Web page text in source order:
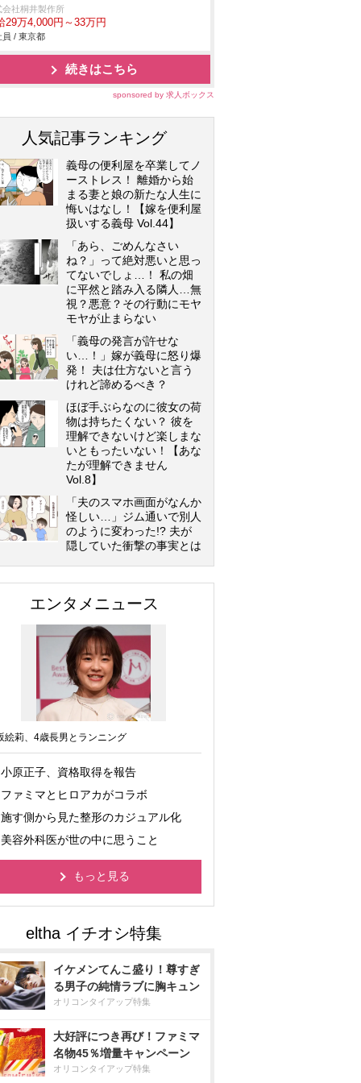
会社桐井製作所
29万4,000円～33万円
員 / 東京都
続きはこちら
sponsored by 求人ボックス
人気記事ランキング
義母の便利屋を卒業してノ
ーストレス！ 離婚から始
まる妻と娘の新たな人生に
悔いはなし！【嫁を便利屋
扱いする義母 Vol.44】
「あら、ごめんなさい
ね？」って絶対悪いと思っ
てないでしょ…！ 私の畑
に平然と踏み入る隣人…無
視？悪意？その行動にモヤ
モヤが止まらない
「義母の発言が許せな
い…！」嫁が義母に怒り爆
発！ 夫は仕方ないと言う
けれど諦めるべき？
ほぼ手ぶらなのに彼女の荷
物は持ちたくない？ 彼を
理解できないけど楽しまな
いともったいない！【あな
たが理解できません
Vol.8】
「夫のスマホ画面がなんか
怪しい…」ジム通いで別人
のように変わった!? 夫が
隠していた衝撃の事実とは
エンタメニュース
絵莉、4歳長男とランニング
小原正子、資格取得を報告
ファミマとヒロアカがコラボ
施す側から見た整形のカジュアル化
美容外科医が世の中に思うこと
もっと見る
イケメンてんこ盛り！尊すぎ
る男子の純情ラブに胸キュン
オリコンタイアップ特集
大好評につき再び！ファミマ
名物45％増量キャンペーン
オリコンタイアップ特集